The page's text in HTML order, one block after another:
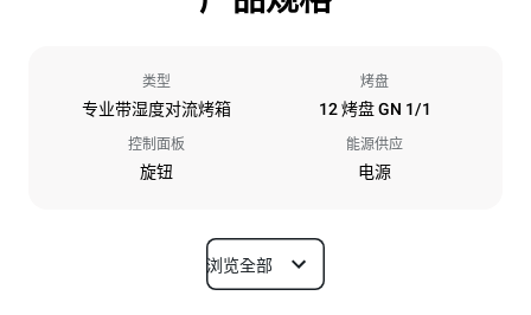
类型
专业带湿度对流烤箱
烤盘
12 烤盘 GN 1/1
控制面板
旋钮
能源供应
电源
尺寸
浏览全部